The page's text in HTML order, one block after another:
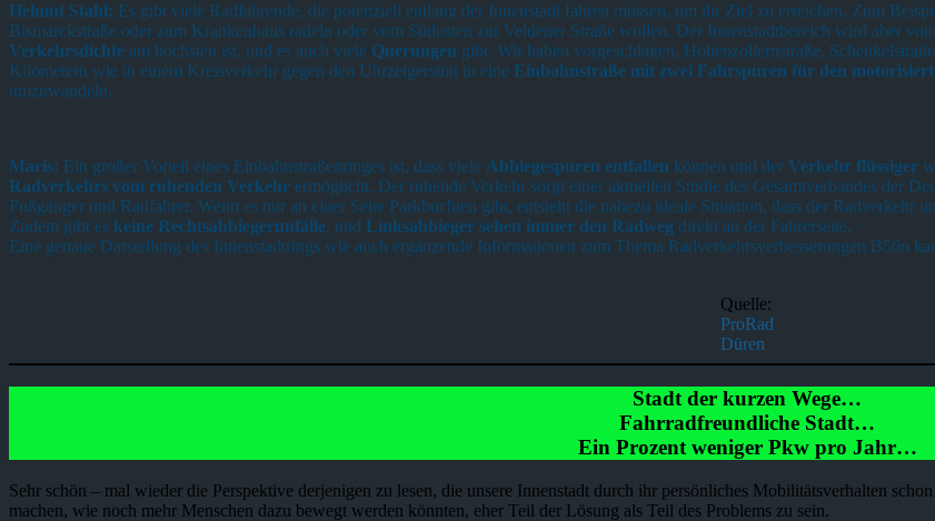
Helmut Stahl: Es gibt viele Radfahrende, die potenziell entlang der Innenstadt fahren müssen, um ihr Ziel zu erreichen. Zum
Bismarckstraße oder zum Krankenhaus radeln oder vom Südosten zur Veldener Straße wollen. Der Innenstadtbereich wird aber
Verkehrsdichte am höchsten ist, und es auch viele Querungen gibt. Wir haben vorgeschlagen, Hohenzollernstraße,
Kilometern wie in einem Kreisverkehr gegen den Uhrzeigersinn in eine Einbahnstraße mit zwei Fahrspuren für den
umzuwandeln.
Maris: Ein großer Vorteil eines Einbahnstraßenringes ist, dass viele Abbiegespuren entfallen können und der Verkehr flüssiger
Radverkehrs vom ruhenden Verkehr ermöglicht. Der ruhende Verkehr sorgt einer aktuellen Studie des Gesamtverbandes der
Fußgänger und Radfahrer. Wenn es nur an einer Seite Parkbuchten gibt, entsteht die nahezu ideale Situation, dass der Radverkehr
Zudem gibt es keine Rechtsabbiegerunfälle, und Linksabbieger sehen immer den Radweg direkt an der Fahrerseite.
Eine genaue Darstellung des Innenstadtrings wie auch ergänzende Informationen zum Thema Radverkehrsverbesserungen B56n
Quelle:
ProRad
Düren
Stadt der kurzen Wege…
Fahrradfreundliche Stadt…
Ein Prozent weniger Pkw pro Jahr…
Sehr schön – mal wieder die Perspektive derjenigen zu lesen, die unsere Innenstadt durch ihr persönliches Mobilitätsverhalten
machen, wie noch mehr Menschen dazu bewegt werden könnten, eher Teil der Lösung als Teil des Problems zu sein.